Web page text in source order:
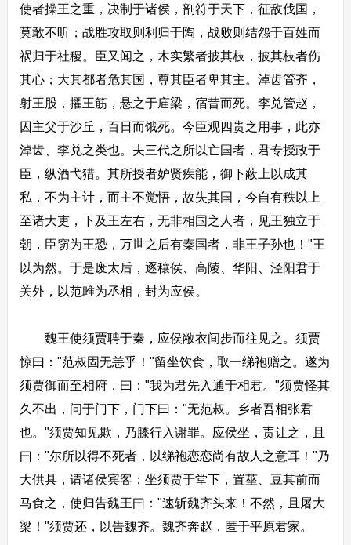
使者操王之重，决制于诸侯，剖符于天下，征敌伐国，
莫敢不听；战胜攻取则利归于陶，战败则结怨于百姓而
祸归于社稷。臣又闻之，木实繁者披其枝，披其枝者伤
其心；大其都者危其国，尊其臣者卑其主。淖齿管齐，
射王股，擢王筋，悬之于庙梁，宿昔而死。李兑管赵，
囚主父于沙丘，百日而饿死。今臣观四贵之用事，此亦
淖齿、李兑之类也。夫三代之所以亡国者，君专授政于
臣，纵酒弋猎。其所授者妒贤疾能，御下蔽上以成其
私，不为主计，而主不觉悟，故失其国，今自有秩以上
至诸大吏，下及王左右，无非相国之人者，见王独立于
朝，臣窃为王恐，万世之后有秦国者，非王子孙也！"王
以为然。于是废太后，逐穰侯、高陵、华阳、泾阳君于
关外，以范雎为丞相，封为应侯。
魏王使须贾聘于秦，应侯敝衣间步而往见之。须贾
惊曰："范叔固无恙乎！"留坐饮食，取一绨袍赠之。遂为
须贾御而至相府，曰："我为君先入通于相君。"须贾怪其
久不出，问于门下，门下曰："无范叔。乡者吾相张君
也。"须贾知见欺，乃膝行入谢罪。应侯坐，责让之，且
曰："尔所以得不死者，以绨袍恋恋尚有故人之意耳！"乃
大供具，请诸侯宾客；坐须贾于堂下，置莝、豆其前而
马食之，使归告魏王曰："速斩魏齐头来！不然，且屠大
梁！"须贾还，以告魏齐。魏齐奔赵，匿于平原君家。